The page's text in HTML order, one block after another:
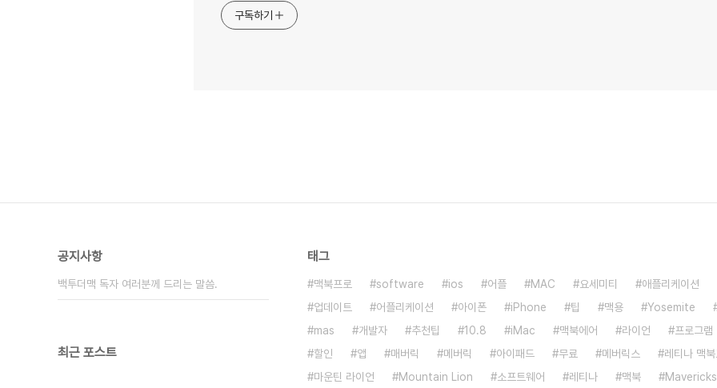
구독하기
공지사항
백투더맥 독자 여러분께 드리는 말씀.
최근 포스트
태그
맥북프로 software ios 어플 MAC 요세미티
애플리케이션
업데이트
어플리케이션 아이폰 iPhone 팁 맥용
Yosemite
mas
개발자 추천팁 10.8 iMac 맥북에어 라이언
프로그램
할인
앱 매버릭 메버릭 아이패드 무료 메버릭스
레티나 맥
마운틴 라이언
Mountain Lion 소프트웨어 레티나 맥북 Mavericks